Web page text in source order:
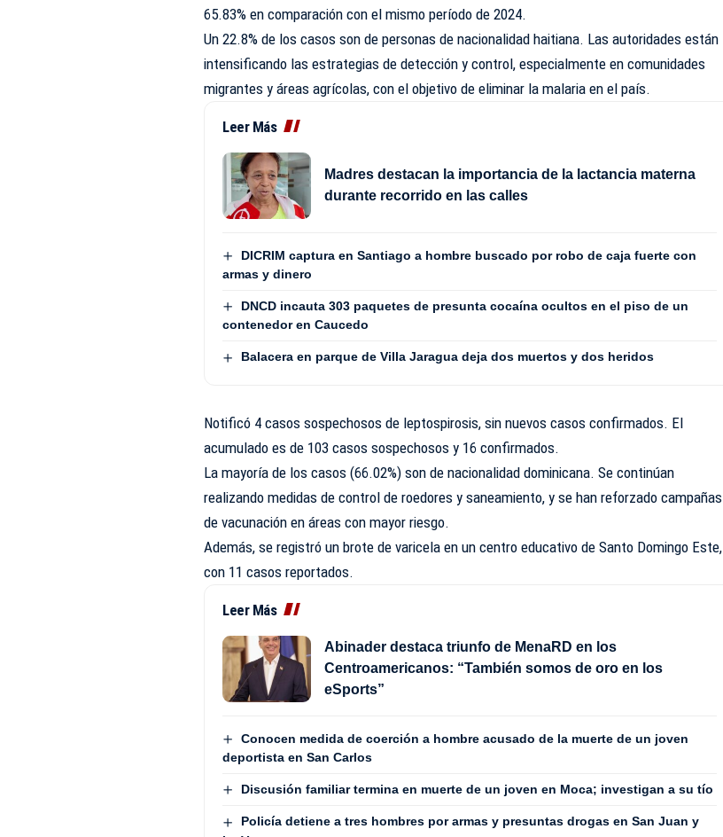
65.83% en comparación con el mismo período de 2024.
Un 22.8% de los casos son de personas de nacionalidad haitiana. Las autoridades están
intensificando las estrategias de detección y control, especialmente en comunidades
migrantes y áreas agrícolas, con el objetivo de eliminar la malaria en el país.
Leer Más
Madres destacan la importancia de la lactancia materna
durante recorrido en las calles
DICRIM captura en Santiago a hombre buscado por robo de caja fuerte con
armas y dinero
DNCD incauta 303 paquetes de presunta cocaína ocultos en el piso de un
contenedor en Caucedo
Balacera en parque de Villa Jaragua deja dos muertos y dos heridos
Notificó 4 casos sospechosos de leptospirosis, sin nuevos casos confirmados. El
acumulado es de 103 casos sospechosos y 16 confirmados.
La mayoría de los casos (66.02%) son de nacionalidad dominicana. Se continúan
realizando medidas de control de roedores y saneamiento, y se han reforzado campañas
de vacunación en áreas con mayor riesgo.
Además, se registró un brote de varicela en un centro educativo de Santo Domingo Este,
con 11 casos reportados.
Leer Más
Abinader destaca triunfo de MenaRD en los
Centroamericanos: “También somos de oro en los
eSports”
Conocen medida de coerción a hombre acusado de la muerte de un joven
deportista en San Carlos
Discusión familiar termina en muerte de un joven en Moca; investigan a su tío
Policía detiene a tres hombres por armas y presuntas drogas en San Juan y